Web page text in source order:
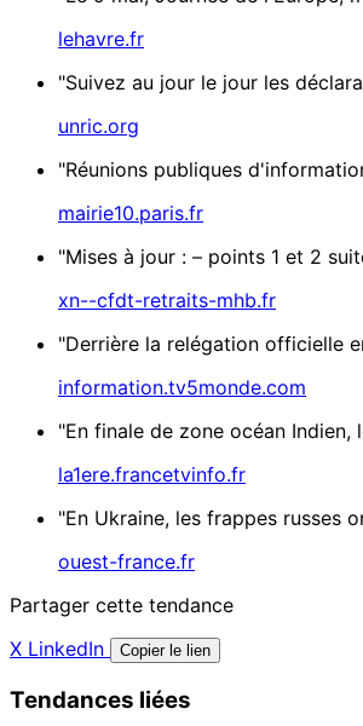
lehavre.fr
"Suivez au jour le jour les
unric.org
"Réunions publiques
mairie10.paris.fr
"Mises à jour : – points 1 et 2
xn--cfdt-retraits-mhb.fr
"Derrière la relégation officielle
information.tv5monde.com
"En finale de zone océan
la1ere.francetvinfo.fr
"En Ukraine, les frappes russes
ouest-france.fr
Partager cette tendance
X LinkedIn Copier le lien
Tendances liées